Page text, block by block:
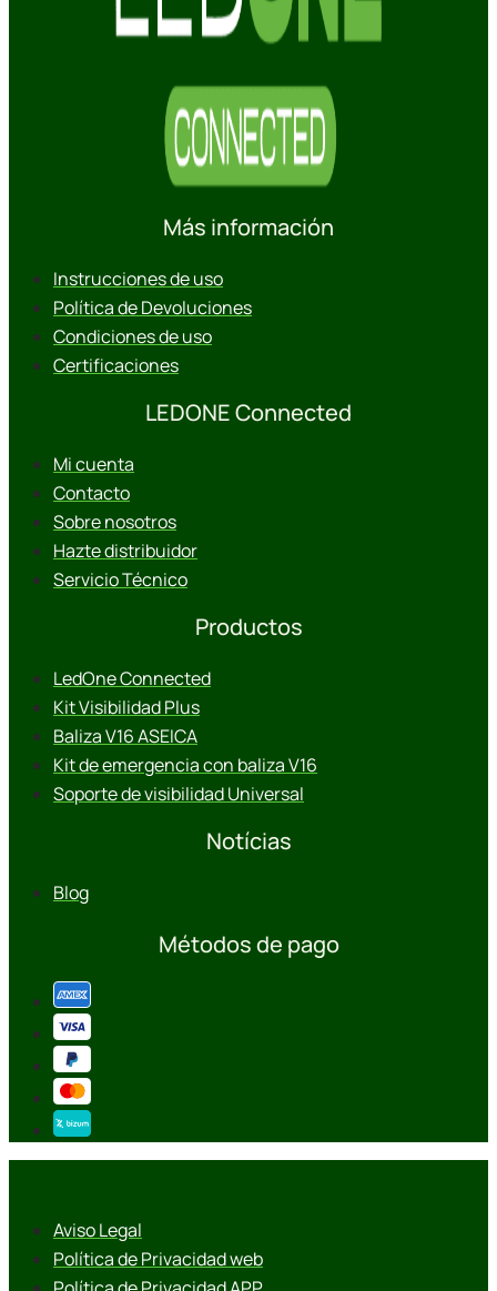
Más información
Instrucciones de uso
Política de Devoluciones
Condiciones de uso
Certificaciones
LEDONE Connected
Mi cuenta
Contacto
Sobre nosotros
Hazte distribuidor
Servicio Técnico
Productos
LedOne Connected
Kit Visibilidad Plus
Baliza V16 ASEICA
Kit de emergencia con baliza V16
Soporte de visibilidad Universal
Notícias
Blog
Métodos de pago
Aviso Legal
Política de Privacidad web